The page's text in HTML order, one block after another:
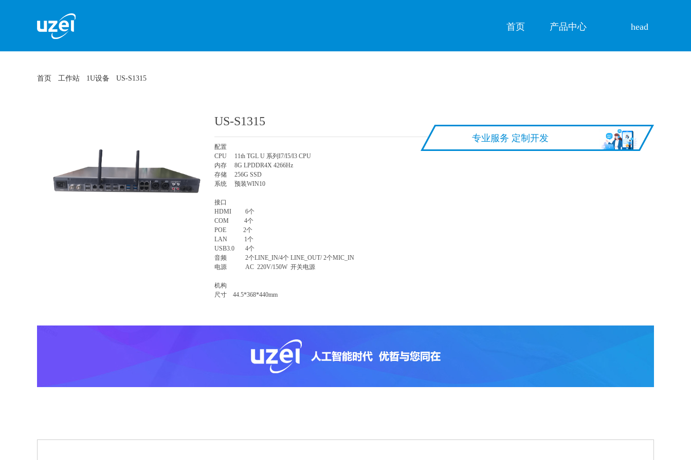
首页 工作站 1U设备 US-S1315
US-S1315
配置
CPU 11th TGL U 系列I7/I5/I3 CPU
内存 8G LPDDR4X 4266Hz
存储 256G SSD
系统 预装WIN10
接口
HDMI 6个
COM 4个
POE 2个
LAN 1个
USB3.0 4个
音频 2个LINE_IN/4个 LINE_OUT/ 2个MIC_IN
电源 AC 220V/150W 开关电源
机构
尺寸 44.5*368*440mm
专业服务 定制开发
首页 产品中心 head